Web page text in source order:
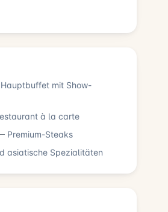
Hauptbuffet mit Show-
à la carte
Premium-Steaks
asiatische Spezialitäten